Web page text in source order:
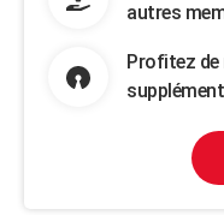
autres
Profitez